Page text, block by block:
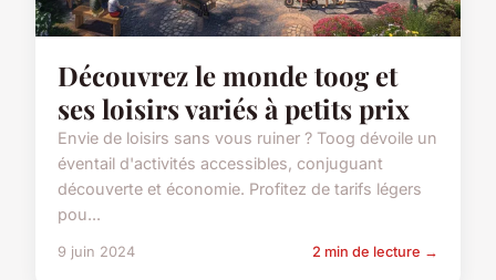
Découvrez le monde toog et
ses loisirs variés à petits prix
Envie de loisirs sans vous ruiner ? Toog dévoile un
éventail d'activités accessibles, conjuguant
découverte et économie. Profitez de tarifs légers
pou...
9 juin 2024 2 min de lecture →